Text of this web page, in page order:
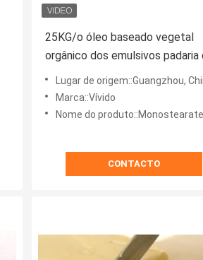
25KG/o óleo baseado vegetal
orgânico dos emulsivos padaria
saco baseou E471 GMS para
petiscos
Lugar de origem::Guangzhou,
Marca::Vívido
Nome do produto::Monostearate do
CONTACTO